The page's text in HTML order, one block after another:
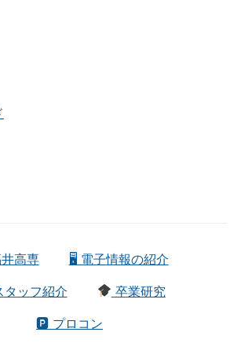
高専 🖥 電子情報の紹介
タッフ紹介 卒業研究
🅿 プロコン